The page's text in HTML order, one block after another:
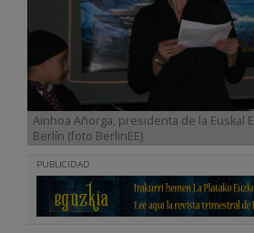
Ainhoa Añorga, presidenta de la Euskal
Berlín (foto BerlinEE)
PUBLICIDAD